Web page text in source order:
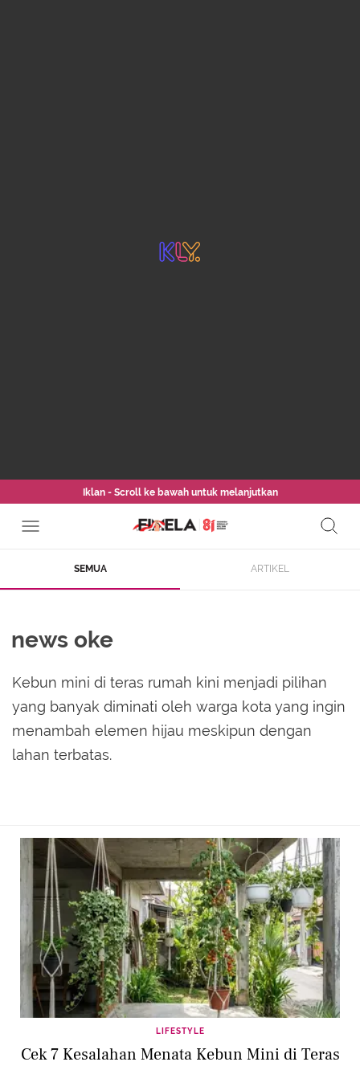
Iklan - Scroll ke bawah untuk melanjutkan
SEMUA ARTIKEL
news oke
Kebun mini di teras rumah kini menjadi pilihan
yang banyak diminati oleh warga kota yang ingin
menambah elemen hijau meskipun dengan
lahan terbatas.
LIFESTYLE
Cek 7 Kesalahan Menata Kebun Mini di Teras